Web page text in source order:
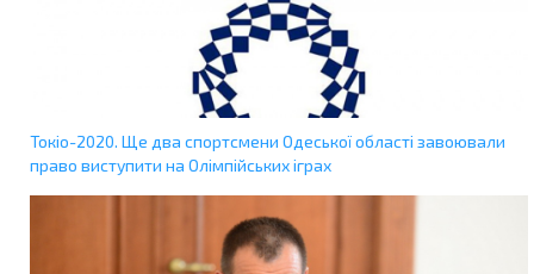
Токіо-2020. Ще два спортсмени Одеської області завоювали
право виступити на Олімпійських іграх